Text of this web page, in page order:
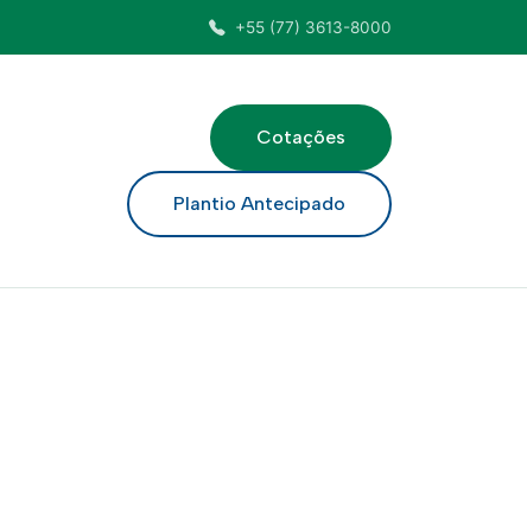
+55 (77) 3613-8000
Cotações
Plantio Antecipado